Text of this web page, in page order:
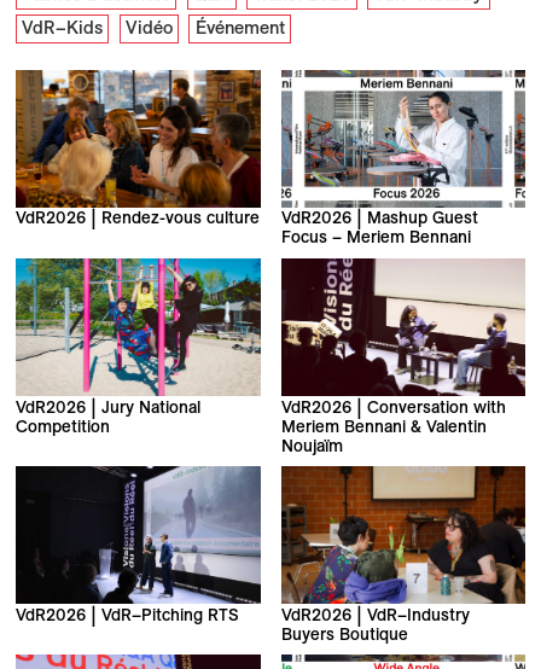
VdR–Kids
Vidéo Événement
VdR2026 | Rendez-vous culture
VdR2026 | Mashup Guest
Focus – Meriem Bennani
VdR2026 | Jury National
Competition
VdR2026 | Conversation with
Meriem Bennani & Valentin
Noujaïm
VdR2026 | VdR–Pitching RTS
VdR2026 | VdR–Industry
Buyers Boutique